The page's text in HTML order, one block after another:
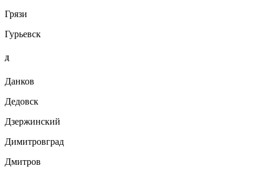
Грязи
Гурьевск
Д
Данков
Дедовск
Дзержинский
Димитровград
Дмитров